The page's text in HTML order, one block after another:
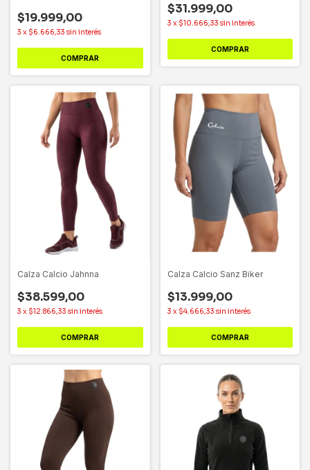
$19.999,00
3 x $6.666,33 sin interés
COMPRAR
$31.999,00
3 x $10.666,33 sin interés
COMPRAR
Calza Calcio Jahnna
$38.599,00
3 x $12.866,33 sin interés
COMPRAR
Calza Calcio Sanz Biker
$13.999,00
3 x $4.666,33 sin interés
COMPRAR